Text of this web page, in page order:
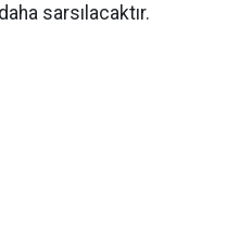
sarsılacaktır.